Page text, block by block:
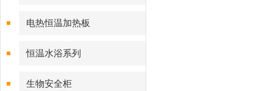
电热恒温加热板
恒温水浴系列
生物安全柜